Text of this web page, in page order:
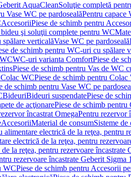
AquaCleanSoluţie completă
Vase WC pe pardosealăPentru capace
AccesoriiPiese de schimb pentru
şi soluţii complete pentru WC
verticalăVase WC pe pardoseală
de schimb pentru WC-uri cu spălare
WC-uri varianta ComfortPiese de
Piese de schimb pentru Vas de WC
Colac WCPiese de schimb pentru Colac
de schimb pentru Vase WC pe
BideuriBideuri suspendatePiese de
de acţionarePiese de schimb pentru
încastrat OmegaPentru rezervor
AccesoriiMaterial de consumSisteme
alimentare electrică de la reţea, pentru
electrică de la reţea, pentru
la reţea, pentru rezervoare încastrate
rezervoare încastrate Geberit Sigma
WCPiese de schimb pentru Accesorii